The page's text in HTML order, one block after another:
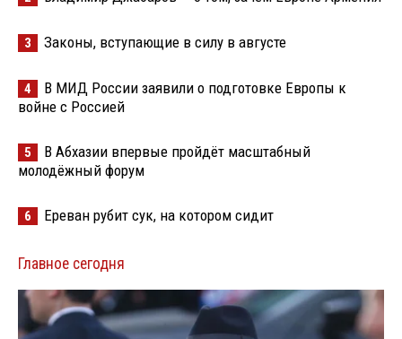
3 Законы, вступающие в силу в августе
4
В МИД России заявили о подготовке Европы к
войне с Россией
5
В Абхазии впервые пройдёт масштабный
молодёжный форум
6 Ереван рубит сук, на котором сидит
Главное сегодня